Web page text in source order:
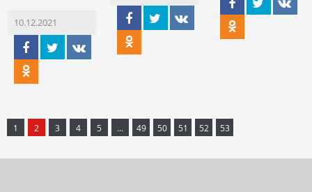
10.12.2021
1 2 3 4 5 ... 49 50 51 52 53